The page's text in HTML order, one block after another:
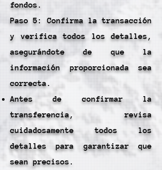
fondos.
Paso 5: Confirma la transacción
y verifica todos los detalles,
asegurándote de que la
información proporcionada sea
correcta.
Antes de confirmar la
transferencia, revisa
cuidadosamente todos los
detalles para garantizar que
sean precisos.